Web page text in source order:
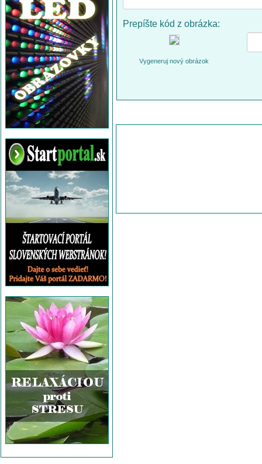
Prepíšte kód z obrázka:
Vygeneruj nový obrázok